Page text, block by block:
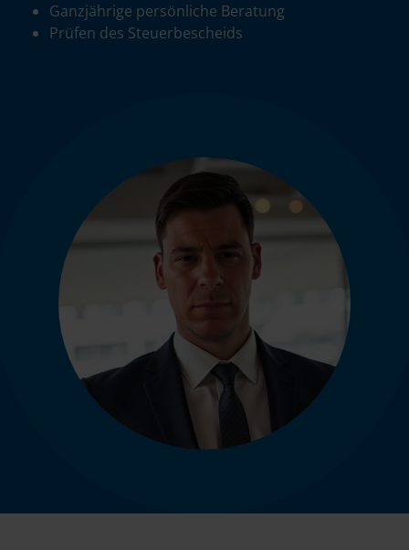
Ganzjährige persönliche Beratung
Prüfen des Steuerbescheids